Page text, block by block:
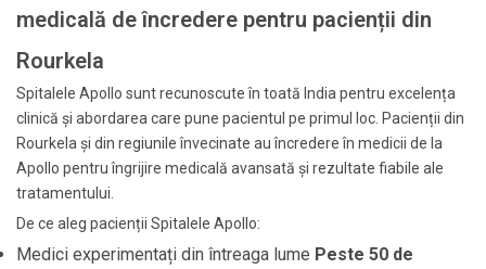
medicală de încredere pentru pacienții din
Rourkela
Spitalele Apollo sunt recunoscute în toată India pentru excelența
clinică și abordarea care pune pacientul pe primul loc. Pacienții din
Rourkela și din regiunile învecinate au încredere în medicii de la
Apollo pentru îngrijire medicală avansată și rezultate fiabile ale
tratamentului.
De ce aleg pacienții Spitalele Apollo:
Medici experimentați din întreaga lume Peste 50 de